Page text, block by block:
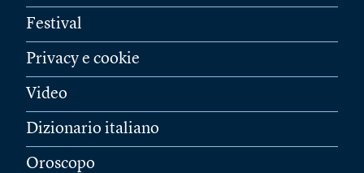
Festival
Privacy e cookie
Video
Dizionario italiano
Oroscopo